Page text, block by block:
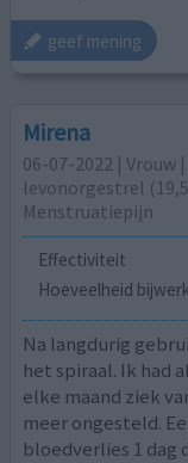
geef mening
Mirena
06-07-2022 | Vrouw |
levonorgestrel
Menstruatiepijn
Effectiviteit
Hoeveelheid
Na langdurig
het spiraal. Ik had
elke maand ziek
meer ongesteld.
bloedverlies 1 dag